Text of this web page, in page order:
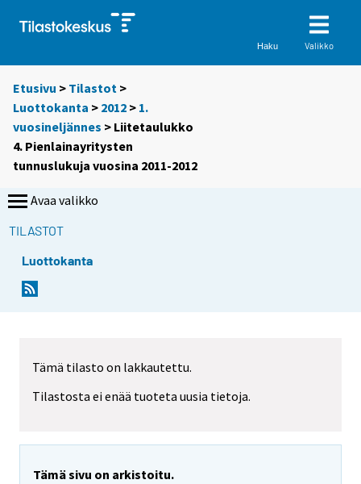
Haku Valikko
Etusivu > Tilastot >
Luottokanta > 2012 > 1.
vuosineljännes > Liitetaulukko
4. Pienlainayritysten
tunnuslukuja vuosina 2011-2012
Avaa valikko
TILASTOT
Luottokanta
Tämä tilasto on lakkautettu.
Tilastosta ei enää tuoteta uusia tietoja.
Tämä sivu on arkistoitu.